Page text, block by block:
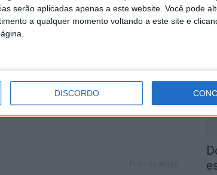
serão aplicadas apenas a este website. Você pode
a qualquer momento voltando a este site e
DISCORDO